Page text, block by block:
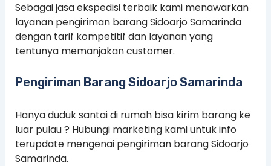
Sebagai jasa ekspedisi terbaik kami menawarkan
layanan pengiriman barang Sidoarjo Samarinda
dengan tarif kompetitif dan layanan yang
tentunya memanjakan customer.
Pengiriman Barang Sidoarjo Samarinda
Hanya duduk santai di rumah bisa kirim barang ke
luar pulau ? Hubungi marketing kami untuk info
terupdate mengenai pengiriman barang Sidoarjo
Samarinda.